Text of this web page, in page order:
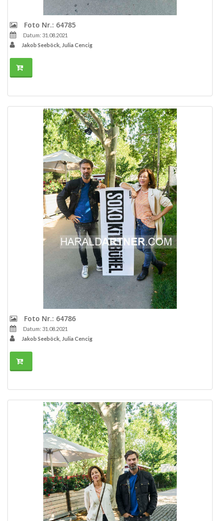
Foto Nr.: 64785
Datum: 31.08.2021
Jakob Seeböck, Julia Cencig
Foto Nr.: 64786
Datum: 31.08.2021
Jakob Seeböck, Julia Cencig